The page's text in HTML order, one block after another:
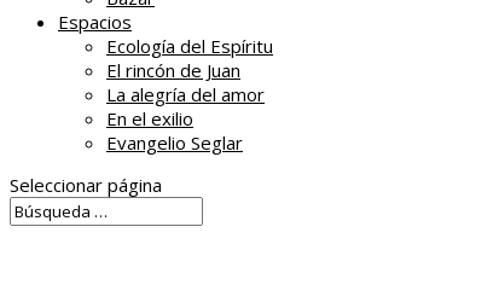
Espacios
Ecología del Espíritu
El rincón de Juan
La alegría del amor
En el exilio
Evangelio Seglar
Seleccionar página